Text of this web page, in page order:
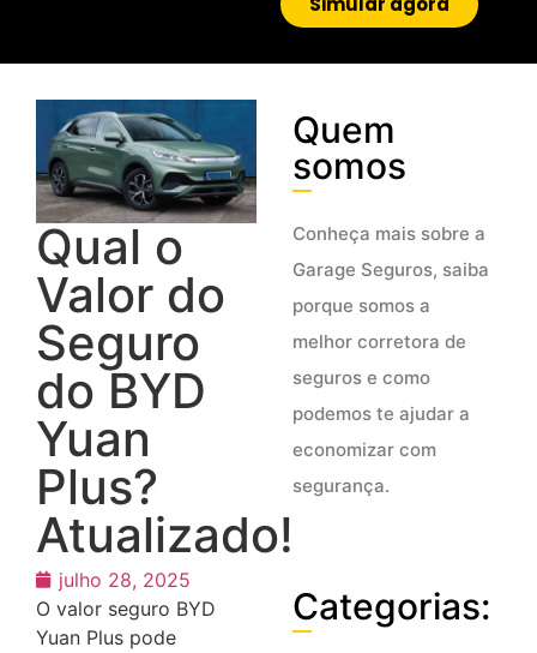
Qual o
Valor do
Seguro
do BYD
Yuan
Plus?
Atualizado!
julho 28, 2025
O valor seguro BYD
Yuan Plus pode
Quem
somos
Conheça mais sobre a
Garage Seguros, saiba
porque somos a
melhor corretora de
seguros e como
podemos te ajudar a
economizar com
segurança.
Categorias: